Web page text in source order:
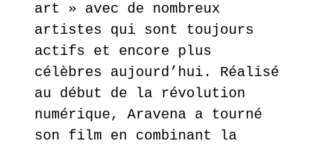
art » avec de nombreux
artistes qui sont toujours
actifs et encore plus
célèbres aujourd’hui. Réalisé
au début de la révolution
numérique, Aravena a tourné
son film en combinant la